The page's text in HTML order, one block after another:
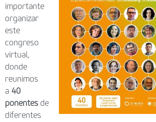
importante
organizar
este
congreso
virtual,
donde
reunimos
a 40
ponentes de
diferentes